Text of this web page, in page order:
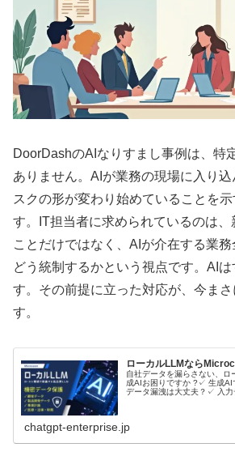
DoorDashのAIなりすまし事例は、特
ありません。AIが業務の現場に入り込
スクの形が変わり始めていることを
す。IT担当者に求められているのは
ことだけではなく、AIが介在する業務
どう統制するかという視点です。AI
す。その前提に立った対応が、今まさ
す。
ローカルLLMなら
自社データを漏らさない、ロ
成AIお困りですか ?✓ 生成AI
データ漏洩は大丈夫？✓ 入力
chatgpt-enterprise.jp